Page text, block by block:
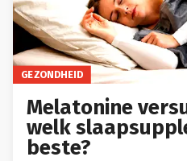
GEZONDHEID
Melatonine
welk
beste?